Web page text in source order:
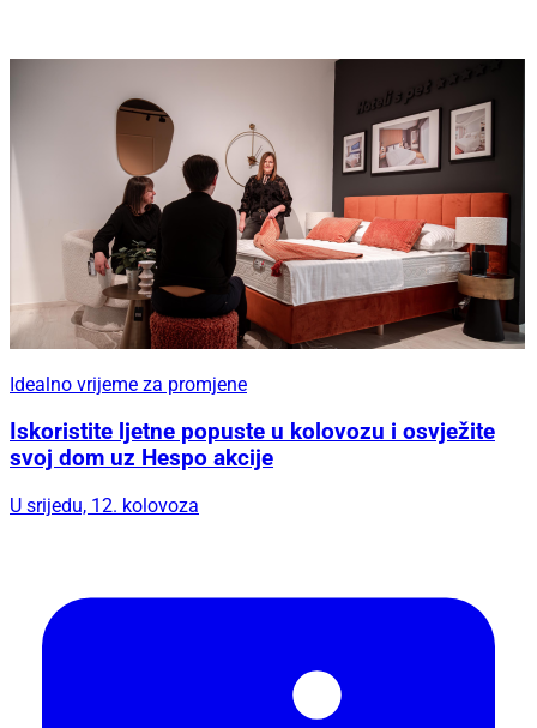
Idealno vrijeme za promjene
Iskoristite ljetne popuste u kolovozu i osvježite
svoj dom uz Hespo akcije
U srijedu, 12. kolovoza